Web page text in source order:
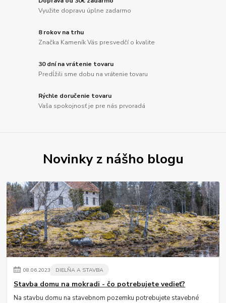
Využite dopravu úplne zadarmo
8 rokov na trhu
Značka Kameník Vás presvedčí o kvalite
30 dní na vrátenie tovaru
Predĺžili sme dobu na vrátenie tovaru
Rýchle doručenie tovaru
Vaša spokojnosť je pre nás prvoradá
Novinky z nášho blogu
08.06.2023 DIELŇA A STAVBA
Stavba domu na mokradi - čo potrebujete vedieť?
Na stavbu domu na stavebnom pozemku potrebujete stavebné